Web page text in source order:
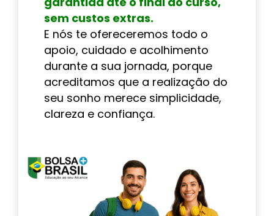
sem custos extras.
E nós te ofereceremos todo o
apoio, cuidado e acolhimento
durante a sua jornada, porque
acreditamos que a realização do
seu sonho merece simplicidade,
clareza e confiança.